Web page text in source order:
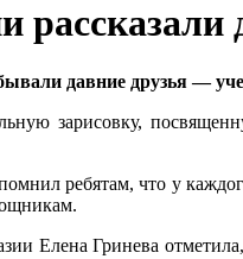
давние друзья
зарисовку,
ребятам, что у
Елена Гринева